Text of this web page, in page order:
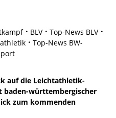
BLV
Top-News BLV
Top-News BW-
auf die Leichtathletik-
baden-württembergischer
zum kommenden